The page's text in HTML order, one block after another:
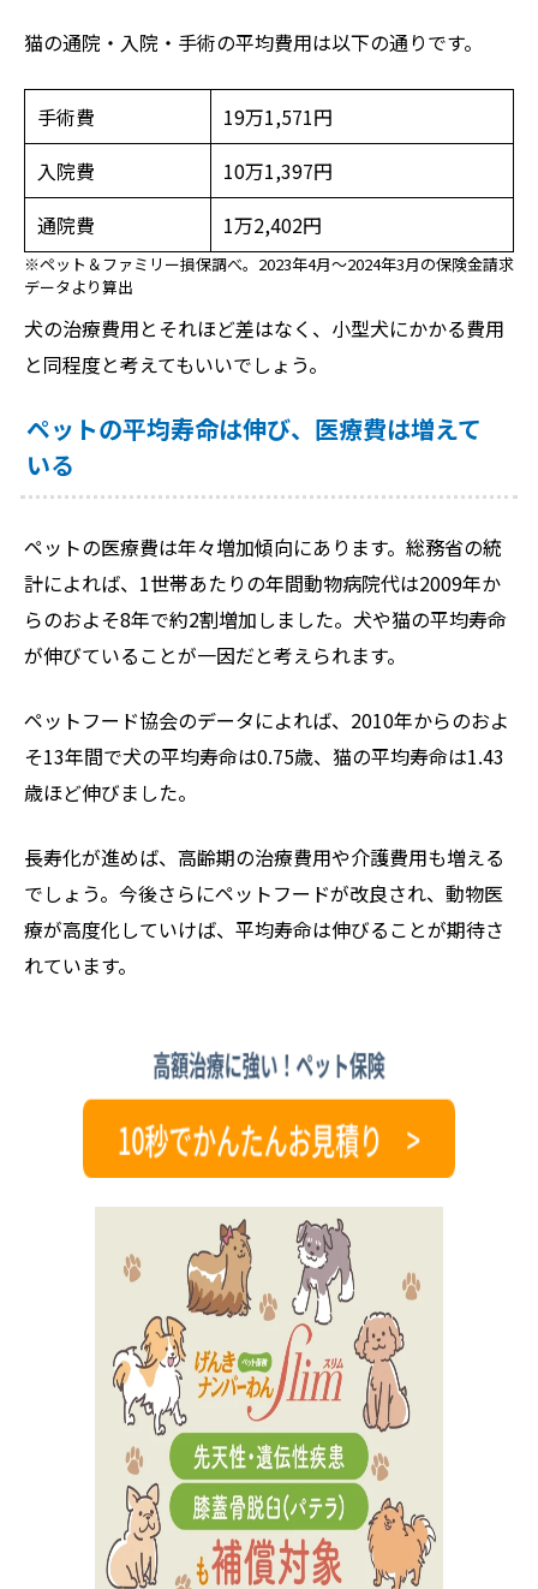
猫の通院・入院・手術の平均費用は以下の通りです。
手術費
19万1,571円
入院費
10万1,397円
通院費
1万2,402円
※ペット＆ファミリー損保調べ。2023年4月〜2024年3月の保険金請求
データより算出
犬の治療費用とそれほど差はなく、小型犬にかかる費用
と同程度と考えてもいいでしょう。
ペットの平均寿命は伸び、医療費は増えて
いる
ペットの医療費は年々増加傾向にあります。総務省の統
計によれば、1世帯あたりの年間動物病院代は2009年か
らのおよそ8年で約2割増加しました。犬や猫の平均寿命
が伸びていることが一因だと考えられます。
ペットフード協会のデータによれば、2010年からのおよ
そ13年間で犬の平均寿命は0.75歳、猫の平均寿命は1.43
歳ほど伸びました。
長寿化が進めば、高齢期の治療費用や介護費用も増える
でしょう。今後さらにペットフードが改良され、動物医
療が高度化していけば、平均寿命は伸びることが期待さ
れています。